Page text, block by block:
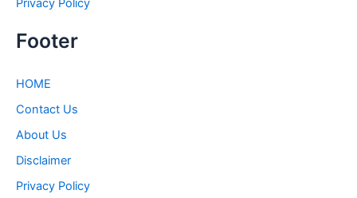
Privacy Policy
Footer
HOME
Contact Us
About Us
Disclaimer
Privacy Policy